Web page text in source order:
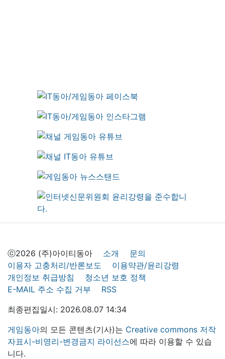
ⓒ2026 (주)아이티동아 소개
문의
이용자 고충처리/반론보도
이용약관/윤리강령
개인정보 취급방침
청소년 보호 정책
E-MAIL 주소 수집 거부
RSS
최종편집일시: 2026.08.07 14:34
게임동아의 모든 콘텐츠(기사)는 Creative commons 저작
자표시-비영리-변경금지 라이선스에 따라 이용할 수 있습
니다.